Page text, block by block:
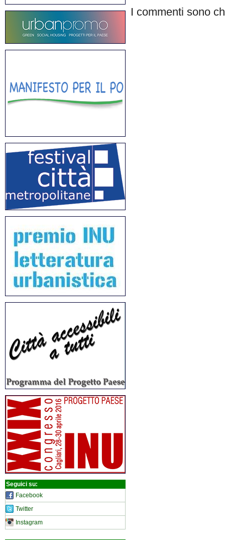
Seguici su:
Facebook
Twitter
Instagram
I commenti sono